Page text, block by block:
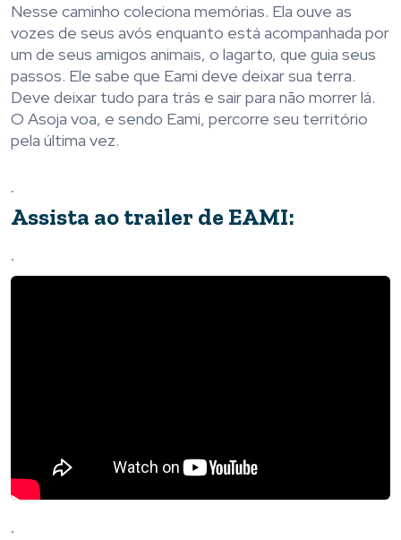
Nesse caminho coleciona memórias. Ela ouve as
vozes de seus avós enquanto está acompanhada por
um de seus amigos animais, o lagarto, que guia seus
passos. Ele sabe que Eami deve deixar sua terra.
Deve deixar tudo para trás e sair para não morrer lá.
O Asoja voa, e sendo Eami, percorre seu território
pela última vez.
.
Assista ao trailer de EAMI:
.
.